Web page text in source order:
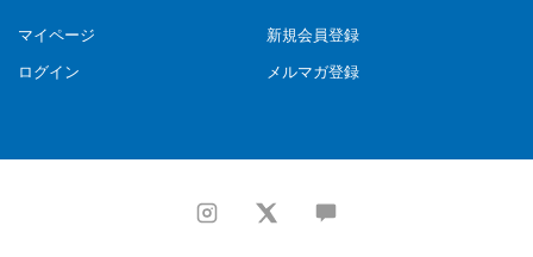
マイページ 新規会員登録
ログイン メルマガ登録